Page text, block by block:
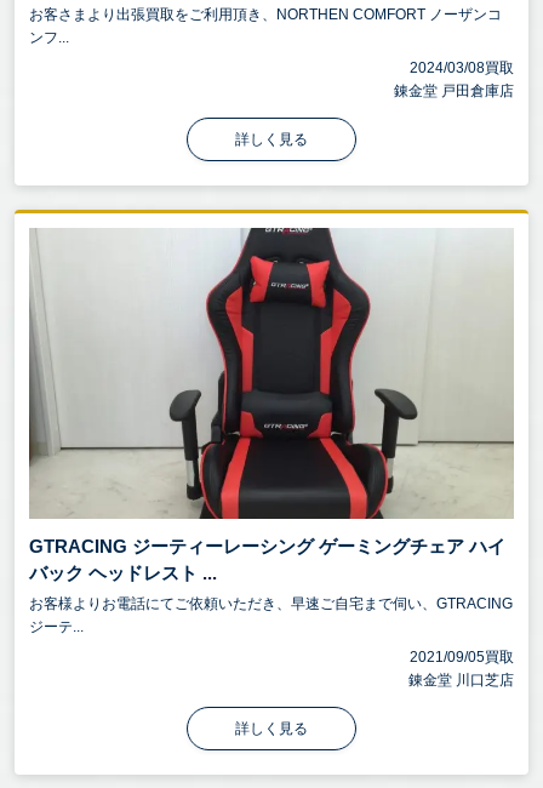
お客さまより出張買取をご利用頂き、NORTHEN COMFORT ノーザンコ
ンフ...
2024/03/08買取
錬金堂 戸田倉庫店
詳しく見る
GTRACING ジーティーレーシング ゲーミングチェア ハイ
バック ヘッドレスト ...
お客様よりお電話にてご依頼いただき、早速ご自宅まで伺い、GTRACING
ジーテ...
2021/09/05買取
錬金堂 川口芝店
詳しく見る